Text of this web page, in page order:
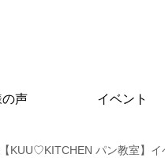
の声 イベント
KUU♡KITCHEN パン教室】